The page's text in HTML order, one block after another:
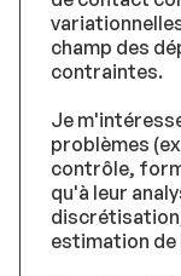
champ des
contraintes.
Je
problèmes
contrôle,
qu'à leur
estimation